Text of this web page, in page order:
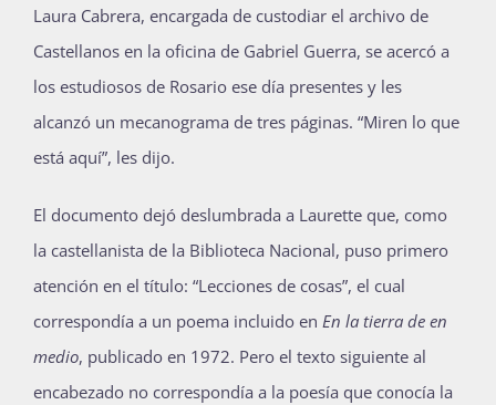
Laura Cabrera, encargada de custodiar el archivo de
Castellanos en la oficina de Gabriel Guerra, se acercó a
los estudiosos de Rosario ese día presentes y les
alcanzó un mecanograma de tres páginas. “Miren lo que
está aquí”, les dijo.
El documento dejó deslumbrada a Laurette que, como
la castellanista de la Biblioteca Nacional, puso primero
atención en el título: “Lecciones de cosas”, el cual
correspondía a un poema incluido en En la tierra de en
medio, publicado en 1972. Pero el texto siguiente al
encabezado no correspondía a la poesía que conocía la